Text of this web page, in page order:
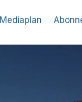
Mediaplan